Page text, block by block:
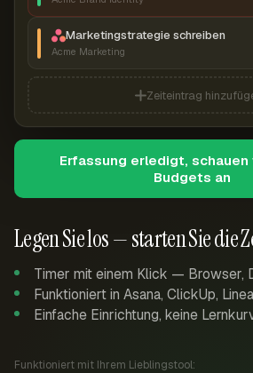
Legen Sie los — starten Sie die
Timer mit einem Klick — Browser,
Funktioniert in Asana, ClickUp,
Einfache Einrichtung, keine
Funktioniert mit Ihrem Lieblingstool:
Marketingstrategie schreiben
Acme Marketing
Zeiteintrag
Erfassung erledigt, schauen
Budgets an